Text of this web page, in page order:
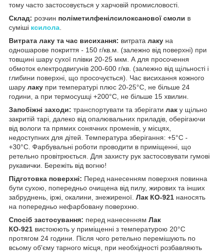
тому часто застосовується у харчовій промисловості.
Склад: розчин поліметилфенілсилоксанової смоли в
суміші ксилола
Витрата лаку та час висихання: витрата лаку на
одношарове покриття - 150 г/кв.м. (залежно від поверхні) при
товщині шару сухої плівки 20-25 мкм. А для просочення
обмоток електродвигунів 200-600 г/кв. (залежно від щільності і
глибини поверхні, що просочується). Час висихання кожного
шару лаку при температурі плюс 20-25°C, не більше 24
години, а при термосушці +200°C, не більше 15 хвилин.
Запобіжні заходи: транспортувати та зберігати лак у щільно
закритій тарі, далеко від опалювальних приладів, оберігаючи
від вологи та прямих сонячних променів, у місцях,
недоступних для дітей. Температура зберігання: +5°С -
+30°С. Фарбувальні роботи проводити в приміщенні, що
ретельно провітрюється. Для захисту рук застосовувати гумові
рукавички. Бережіть від вогню!
Підготовка поверхні: Перед нанесенням поверхня повинна
бути сухою, попередньо очищена від пилу, жирових та інших
забруднень, іржі, окалини, знежиреної. Лак КО-921 наносять
на попередньо нефарбовану поверхню.
Спосіб застосування: перед нанесенням Лак
КО-921 вистоюють у приміщенні з температурою 20°С
протягом 24 години. Після чого ретельно перемішують по
всьому об'єму тарного місця, при необхідності розбавляють